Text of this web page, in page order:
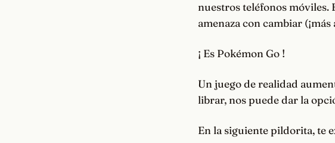
nuestros teléfonos móviles.
amenaza con cambiar
¡ Es Pokémon Go !
Un juego de realidad
librar, nos puede dar la
En la siguiente pildorita, te